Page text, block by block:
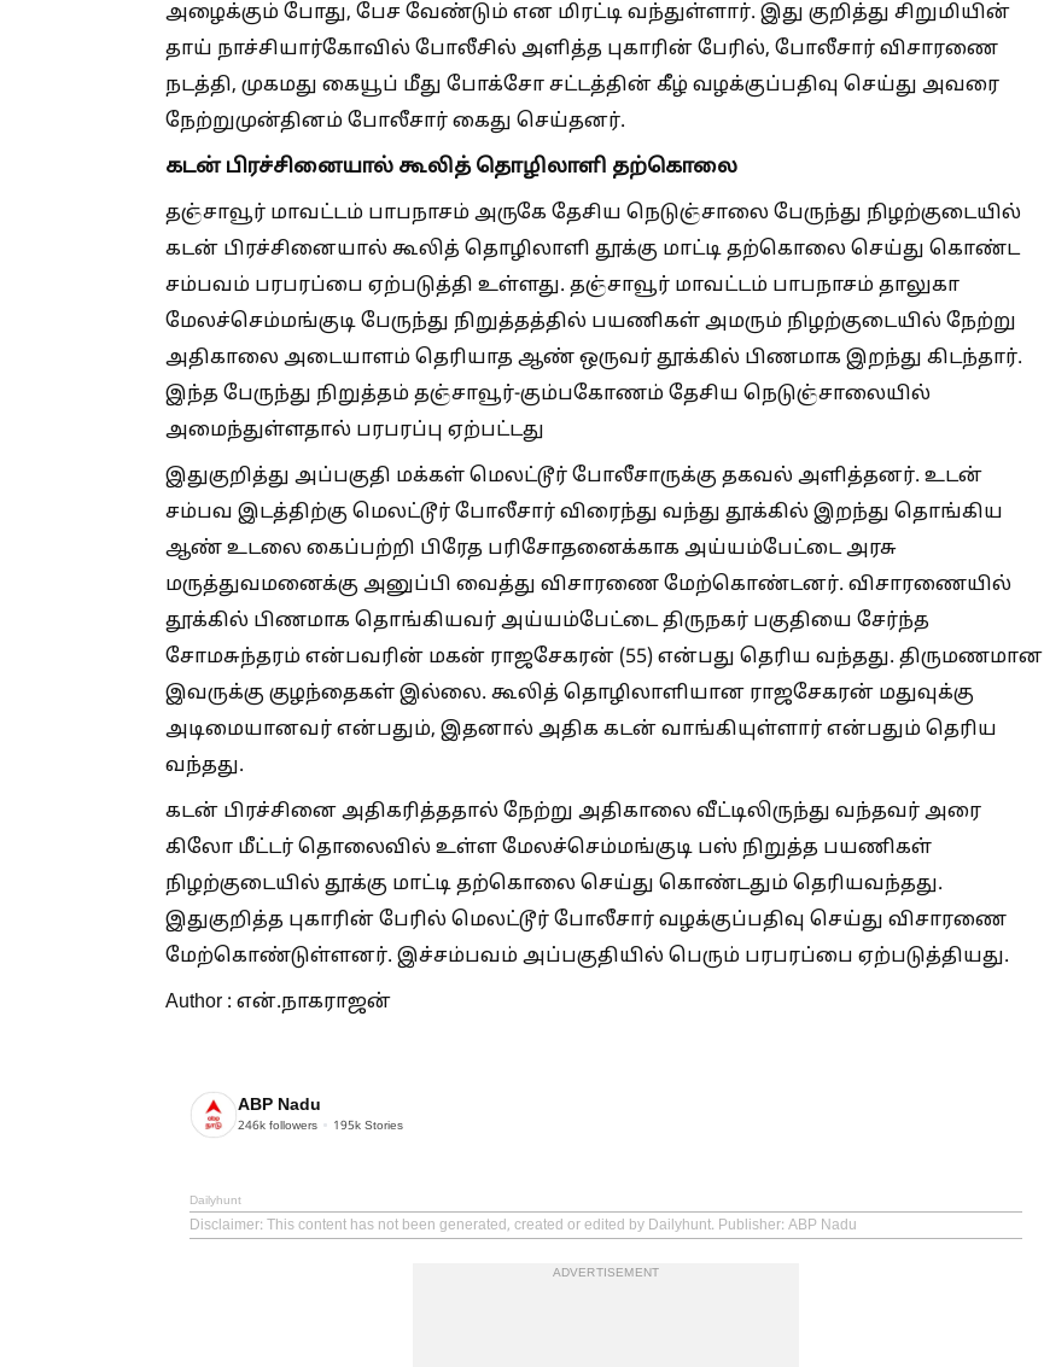
அழைக்கும் போது, பேச வேண்டும் என மிரட்டி வந்துள்ளார். இது குறித்து சிறுமியின்
தாய் நாச்சியார்கோவில் போலீசில் அளித்த புகாரின் பேரில், போலீசார் விசாரணை
நடத்தி, முகமது கையூப் மீது போக்சோ சட்டத்தின் கீழ் வழக்குப்பதிவு செய்து அவரை
நேற்றுமுன்தினம் போலீசார் கைது செய்தனர்.
கடன் பிரச்சினையால் கூலித் தொழிலாளி தற்கொலை
தஞ்சாவூர் மாவட்டம் பாபநாசம் அருகே தேசிய நெடுஞ்சாலை பேருந்து நிழற்குடையில்
கடன் பிரச்சினையால் கூலித் தொழிலாளி தூக்கு மாட்டி தற்கொலை செய்து கொண்ட
சம்பவம் பரபரப்பை ஏற்படுத்தி உள்ளது. தஞ்சாவூர் மாவட்டம் பாபநாசம் தாலுகா
மேலச்செம்மங்குடி பேருந்து நிறுத்தத்தில் பயணிகள் அமரும் நிழற்குடையில் நேற்று
அதிகாலை அடையாளம் தெரியாத ஆண் ஒருவர் தூக்கில் பிணமாக இறந்து கிடந்தார்.
இந்த பேருந்து நிறுத்தம் தஞ்சாவூர்-கும்பகோணம் தேசிய நெடுஞ்சாலையில்
அமைந்துள்ளதால் பரபரப்பு ஏற்பட்டது
இதுகுறித்து அப்பகுதி மக்கள் மெலட்டூர் போலீசாருக்கு தகவல் அளித்தனர். உடன்
சம்பவ இடத்திற்கு மெலட்டூர் போலீசார் விரைந்து வந்து தூக்கில் இறந்து தொங்கிய
ஆண் உடலை கைப்பற்றி பிரேத பரிசோதனைக்காக அய்யம்பேட்டை அரசு
மருத்துவமனைக்கு அனுப்பி வைத்து விசாரணை மேற்கொண்டனர். விசாரணையில்
தூக்கில் பிணமாக தொங்கியவர் அய்யம்பேட்டை திருநகர் பகுதியை சேர்ந்த
சோமசுந்தரம் என்பவரின் மகன் ராஜசேகரன் (55) என்பது தெரிய வந்தது. திருமணமான
இவருக்கு குழந்தைகள் இல்லை. கூலித் தொழிலாளியான ராஜசேகரன் மதுவுக்கு
அடிமையானவர் என்பதும், இதனால் அதிக கடன் வாங்கியுள்ளார் என்பதும் தெரிய
வந்தது.
கடன் பிரச்சினை அதிகரித்ததால் நேற்று அதிகாலை வீட்டிலிருந்து வந்தவர் அரை
கிலோ மீட்டர் தொலைவில் உள்ள மேலச்செம்மங்குடி பஸ் நிறுத்த பயணிகள்
நிழற்குடையில் தூக்கு மாட்டி தற்கொலை செய்து கொண்டதும் தெரியவந்தது.
இதுகுறித்த புகாரின் பேரில் மெலட்டூர் போலீசார் வழக்குப்பதிவு செய்து விசாரணை
மேற்கொண்டுள்ளனர். இச்சம்பவம் அப்பகுதியில் பெரும் பரபரப்பை ஏற்படுத்தியது.
Author : என்.நாகராஜன்
ABP Nadu
246k followers 195k Stories
Dailyhunt
Disclaimer: This content has not been generated, created or edited by Dailyhunt. Publisher: ABP Nadu
ADVERTISEMENT